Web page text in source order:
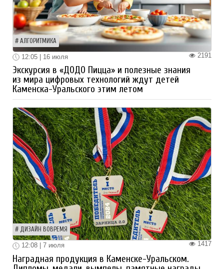
АЛГОРИТМИКА
2191
12:05 | 16 июля
Экскурсия в «ДОДО Пицца» и полезные знания
из мира цифровых технологий ждут детей
Каменска-Уральского этим летом
ДИЗАЙН ВОВРЕМЯ
1417
12:08 | 7 июля
Наградная продукция в Каменске-Уральском.